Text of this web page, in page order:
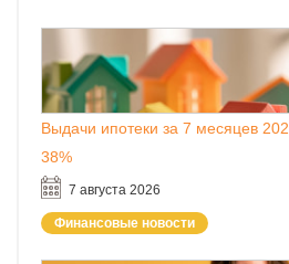
Выдачи ипотеки за 7 месяцев
38%
7 августа 2026
Финансовые новости